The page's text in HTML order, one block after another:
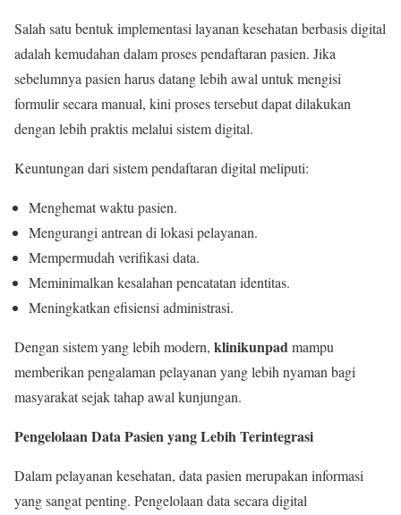
Salah satu bentuk implementasi layanan kesehatan berbasis digital
adalah kemudahan dalam proses pendaftaran pasien. Jika
sebelumnya pasien harus datang lebih awal untuk mengisi
formulir secara manual, kini proses tersebut dapat dilakukan
dengan lebih praktis melalui sistem digital.
Keuntungan dari sistem pendaftaran digital meliputi:
Menghemat waktu pasien.
Mengurangi antrean di lokasi pelayanan.
Mempermudah verifikasi data.
Meminimalkan kesalahan pencatatan identitas.
Meningkatkan efisiensi administrasi.
Dengan sistem yang lebih modern, klinikunpadmampu
memberikan pengalaman pelayanan yang lebih nyaman bagi
masyarakat sejak tahap awal kunjungan.
Pengelolaan Data Pasien yang Lebih Terintegrasi
Dalam pelayanan kesehatan, data pasien merupakan informasi
yang sangat penting. Pengelolaan data secara digital